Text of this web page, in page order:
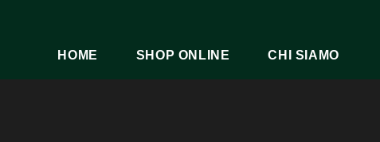
HOME SHOP ONLINE CHI SIAMO